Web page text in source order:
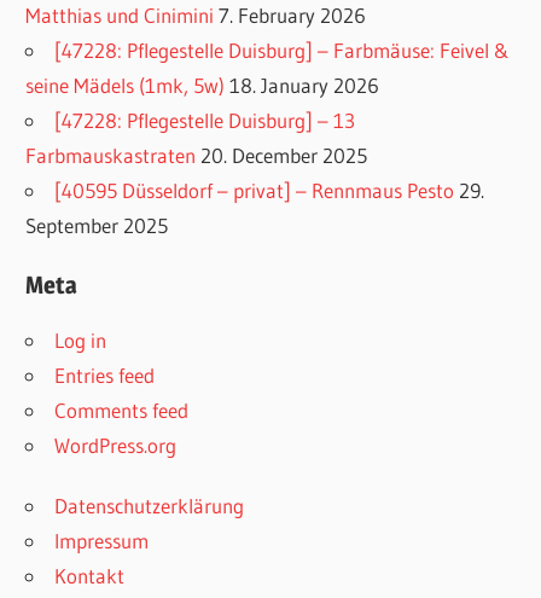
Matthias und Cinimini 7. February 2026
[47228: Pflegestelle Duisburg] – Farbmäuse: Feivel &
seine Mädels (1mk, 5w) 18. January 2026
[47228: Pflegestelle Duisburg] – 13
Farbmauskastraten 20. December 2025
[40595 Düsseldorf – privat] – Rennmaus Pesto 29.
September 2025
Meta
Log in
Entries feed
Comments feed
WordPress.org
Datenschutzerklärung
Impressum
Kontakt